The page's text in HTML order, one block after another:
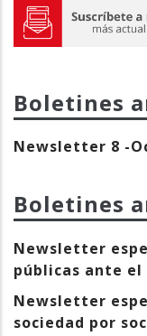
Boletines
Newsletter 8 -
Boletines
Newsletter
públicas ante el
Newsletter
sociedad por